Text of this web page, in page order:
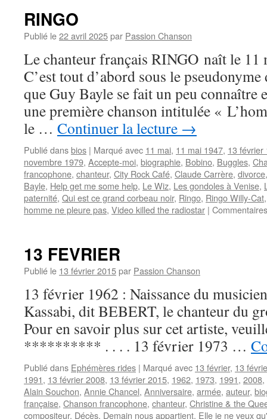
RINGO
Publié le22 avril 2025par Passion Chanson
Le chanteur français RINGO naît le 11
C’est tout d’abord sous le
que Guy Bayle se fait un peu connaître
une première chanson intitulée «
le … Continuer la lecture →
Publié dansbios | Marqué avec 11 mai, 11 mai 1947, 13 février
novembre 1979, Accepte-moi, biographie, Bobino, Buggles,
francophone, chanteur, City Rock Café, Claude Carrère, divorce
Bayle, Help get me some help, Le Wiz, Les gondoles à Venise,
paternité, Qui est ce grand corbeau noir, Ringo, Ringo Willy-Cat
homme ne pleure pas, Video killed the radiostar |
13 FEVRIER
Publié le 13 février 2015par Passion Chanson
13 février 1962 : Naissance du
Kassabi, dit BEBERT, le chanteur du
Pour en savoir plus sur cet artiste,
********** . . . . 13 février 1973 …
Publié dans Ephémères rides | Marqué avec 13 février, 13
1991, 13 février 2008, 13 février 2015, 1962, 1973, 1991, 2008,
Alain Souchon, Annie Chancel, Anniversaire, armée, auteur,
française, Chanson francophone, chanteur, Christine & the
compositeur, Décès, Demain nous appartient, Elle je ne veux